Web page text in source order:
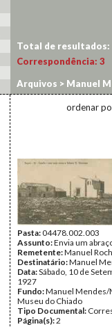
Total de resultados:
Correspondência: 3
Arquivos > Manuel
ordenar
Pasta:04478.002.003
Assunto:Envia um
Remetente:Manuel
Destinatário:Manuel
Data:Sábado, 10 de
1927
Fundo:Manuel Mendes/
Museu do Chiado
Tipo Documental:
Página(s):2